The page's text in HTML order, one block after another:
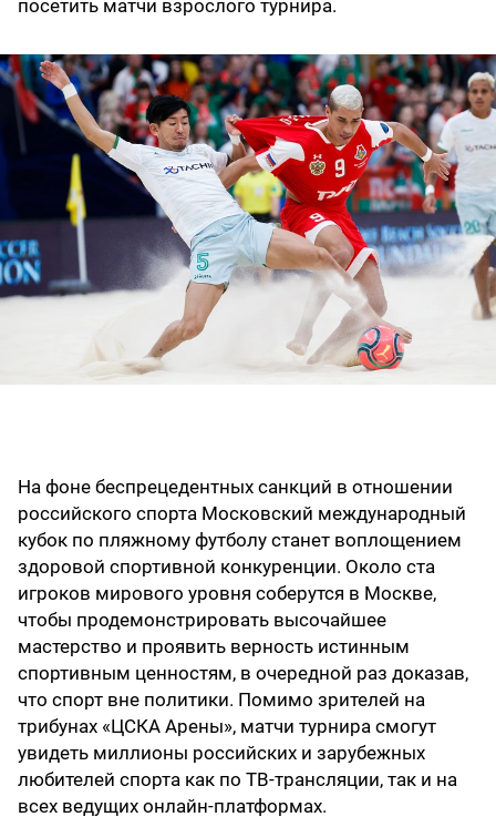
посетить матчи взрослого турнира.
На фоне беспрецедентных санкций в отношении
российского спорта Московский международный
кубок по пляжному футболу станет воплощением
здоровой спортивной конкуренции. Около ста
игроков мирового уровня соберутся в Москве,
чтобы продемонстрировать высочайшее
мастерство и проявить верность истинным
спортивным ценностям, в очередной раз доказав,
что спорт вне политики. Помимо зрителей на
трибунах «ЦСКА Арены», матчи турнира смогут
увидеть миллионы российских и зарубежных
любителей спорта как по ТВ-трансляции, так и на
всех ведущих онлайн-платформах.